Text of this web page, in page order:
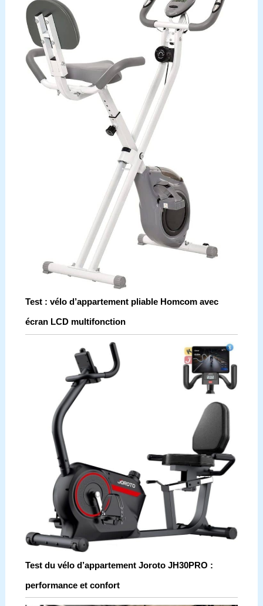
Test : vélo d’appartement pliable Homcom avec
écran LCD multifonction
Test du vélo d’appartement Joroto JH30PRO :
performance et confort